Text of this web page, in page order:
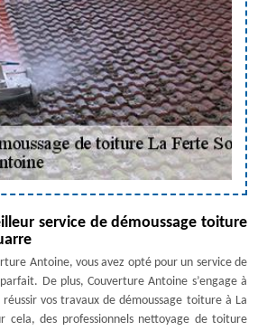
service de démoussage toiture
Antoine, vous avez opté pour un service de
De plus, Couverture Antoine s’engage à
vos travaux de démoussage toiture à La
cela, des professionnels nettoyage de toiture